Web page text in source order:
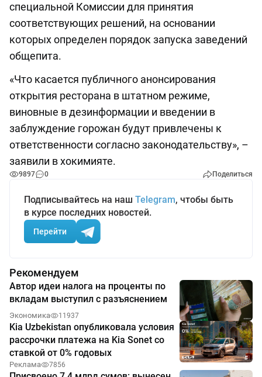
специальной Комиссии для принятия
соответствующих решений, на основании
которых определен порядок запуска заведений
общепита.
«Что касается публичного анонсирования
открытия ресторана в штатном режиме,
виновные в дезинформации и введении в
заблуждение горожан будут привлечены к
ответственности согласно законодательству», –
заявили в хокимияте.
9897 0 Поделиться
Подписывайтесь на наш Telegram, чтобы быть
в курсе последних новостей.
Перейти
Рекомендуем
Автор идеи налога на проценты по
вкладам выступил с разъяснением
Экономика 11937
Kia Uzbekistan опубликовала условия
рассрочки платежа на Kia Sonet со
ставкой от 0% годовых
Реклама 7856